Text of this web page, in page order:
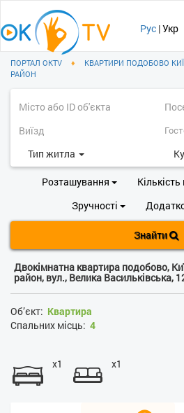
Рус |Укр
ПОРТАЛ OKTV ♦ КВАРТИРИ ПОДОБОВО
РАЙОН
Тип житла
Розташування
Зручності
Знайти
Двокімнатна квартира подобово,
район, вул., Велика Васильківська,
Об’єкт: Квартира
Спальних місць: 4
x1 x1